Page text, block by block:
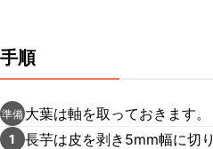
手順
準備 大葉は軸を取っておきます。
1 長芋は皮を剥き5mm幅に切